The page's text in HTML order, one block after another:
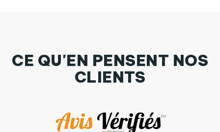
CE QU'EN PENSENT NOS
CLIENTS